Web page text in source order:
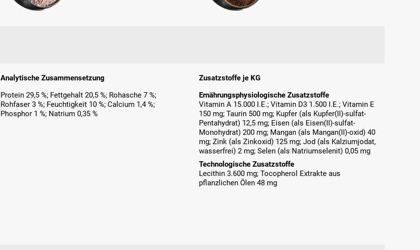
Analytische Zusammensetzung
Protein 29,5 %; Fettgehalt 20,5 %; Rohasche 7 %;
Rohfaser 3 %; Feuchtigkeit 10 %; Calcium 1,4 %;
Phosphor 1 %; Natrium 0,35 %
Zusatzstoffe je KG
Ernährungsphysiologische Zusatzstoffe
Vitamin A 15.000 I.E.; Vitamin D3 1.500 I.E.; Vitamin E
150 mg; Taurin 500 mg; Kupfer (als Kupfer(II)-sulfat-
Pentahydrat) 12,5 mg; Eisen (als Eisen(II)-sulfat-
Monohydrat) 200 mg; Mangan (als Mangan(II)-oxid) 40
mg; Zink (als Zinkoxid) 125 mg; Jod (als Kalziumjodat,
wasserfrei) 2 mg; Selen (als Natriumselenit) 0,05 mg
Technologische Zusatzstoffe
Lecithin 3.600 mg; Tocopherol Extrakte aus
pflanzlichen Ölen 48 mg